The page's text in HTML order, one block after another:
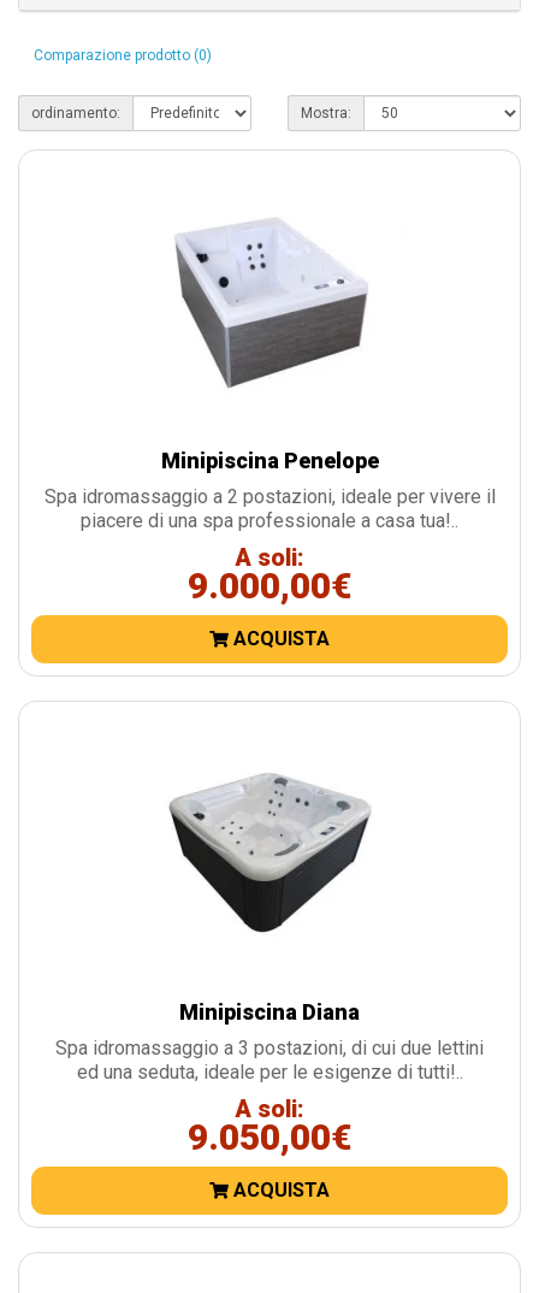
Comparazione prodotto (0)
ordinamento: Mostra:
Minipiscina Penelope
Spa idromassaggio a 2 postazioni, ideale per vivere il
piacere di una spa professionale a casa tua!..
A soli:
9.000,00€
ACQUISTA
Minipiscina Diana
Spa idromassaggio a 3 postazioni, di cui due lettini
ed una seduta, ideale per le esigenze di tutti!..
A soli:
9.050,00€
ACQUISTA